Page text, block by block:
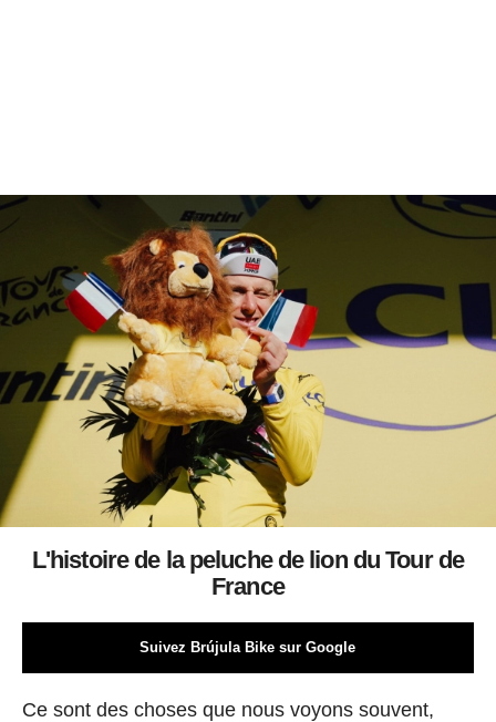
L'histoire de la peluche de lion du Tour de
France
Suivez Brújula Bike sur Google
Ce sont des choses que nous voyons souvent,